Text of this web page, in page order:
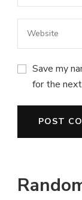
Save my
for the